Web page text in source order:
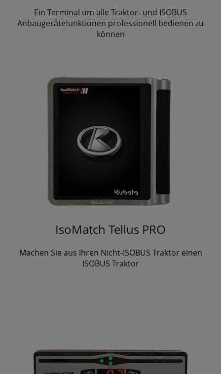
Ein Terminal um alle Traktor- und ISOBUS
Anbaugerätefunktionen professionell bedienen zu
können
IsoMatch Tellus PRO
Machen Sie aus Ihren Nicht-ISOBUS Traktor einen
ISOBUS Traktor